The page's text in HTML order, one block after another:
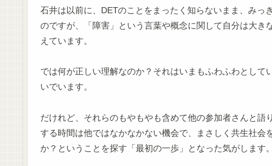
石井は以前に、DETのことをまったく知らないまま、みっ
のですが、「障害」という言葉や概念に関して自分は大
えています。
では何が正しい理解なのか？それはいまもふわふわとして
いでいます。
だけれど、それらのもやもやも含めて他の参加者さんと語
する時間は他ではなかなかない機会で、まさしく共生社会
か？ということを探す「最初の一歩」となった気がします。